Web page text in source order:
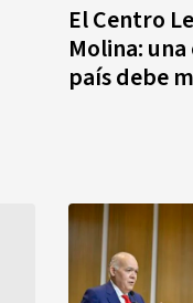
El Centro
Molina:
país debe